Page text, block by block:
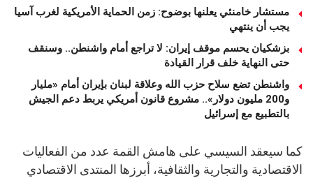
مستشار خامنئي يعلنها بوضوح: زمن الحماية الأمريكية لغرب آسيا
يجب أن ينتهي
بزشكيان يحسم موقف إيران: لا تراجع أمام واشنطن.. وسنقف
حتى النهاية خلف قرار القيادة
واشنطن تضع سلاح حزب الله وعلاقة لبنان بإيران أمام «مليار
و200 مليون دولار».. مشروع قانون أمريكي يربط دعم الجيش
بالتطبيع مع إسرائيل
كما سيعقد السيسي على هامش القمة عدد من الفعاليات
الاقتصادية والتجارية والثقافية، أبرزها المنتدى الاقتصادي